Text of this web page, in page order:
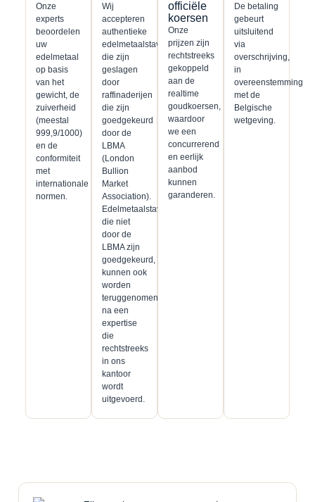
Onze
experts
beoordelen
uw
edelmetaal
op basis
van het
gewicht, de
zuiverheid
(meestal
999,9/1000)
en de
conformiteit
met
internationale
normen.
Wij
accepteren
authentieke
edelmetaalstaven
die zijn
geslagen
door
raffinaderijen
die zijn
goedgekeurd
door de
LBMA
(London
Bullion
Market
Association).
Edelmetaalstaven
die niet
door de
LBMA zijn
goedgekeurd,
kunnen ook
worden
teruggenomen
na een
expertise
die
rechtstreeks
in ons
kantoor
wordt
uitgevoerd.
officiële
koersen
Onze
prijzen zijn
rechtstreeks
gekoppeld
aan de
realtime
goudkoersen,
waardoor
we een
concurrerend
en eerlijk
aanbod
kunnen
garanderen.
De betaling
gebeurt
uitsluitend
via
overschrijving,
in
overeenstemming
met de
Belgische
wetgeving.